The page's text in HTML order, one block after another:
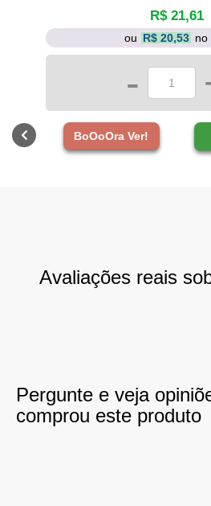
R$ 21,61
ou R$ 20,53 no
-
BoOoOra Ver!
Avaliações reais
Pergunte e veja
comprou este produto